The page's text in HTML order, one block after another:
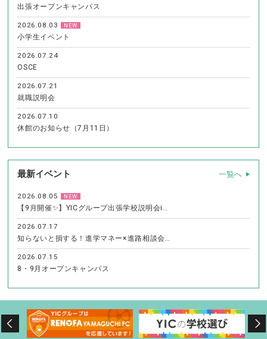
出張オープンキャンパス
2026.08.03 NEW
小学生イベント
2026.07.24
OSCE
2026.07.21
就職説明会
2026.07.10
休館のお知らせ（7月11日）
最新イベント 一覧へ
2026.08.05 NEW
【9月開催✨】YICグループ出張学校説明会i…
2026.07.17
知らないと損する！進学マネー×進路相談会…
2026.07.15
8・9月オープンキャンパス